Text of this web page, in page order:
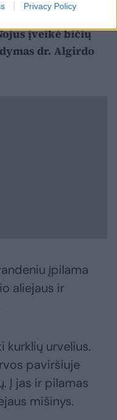
Privacy Policy
įveikė bičių
dr. Algirdo
įpilama
aliejaus ir
kurklių urvelius.
paviršiuje
Į jas ir pilamas
mišinys.